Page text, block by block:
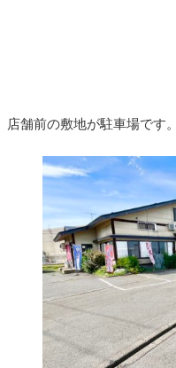
店舗前の敷地が駐車場です。